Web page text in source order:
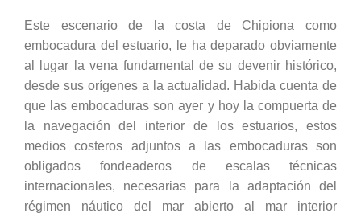
Este escenario de la costa de Chipiona como
embocadura del estuario, le ha deparado obviamente
al lugar la vena fundamental de su devenir histórico,
desde sus orígenes a la actualidad. Habida cuenta de
que las embocaduras son ayer y hoy la compuerta de
la navegación del interior de los estuarios, estos
medios costeros adjuntos a las embocaduras son
obligados fondeaderos de escalas técnicas
internacionales, necesarias para la adaptación del
régimen náutico del mar abierto al mar interior